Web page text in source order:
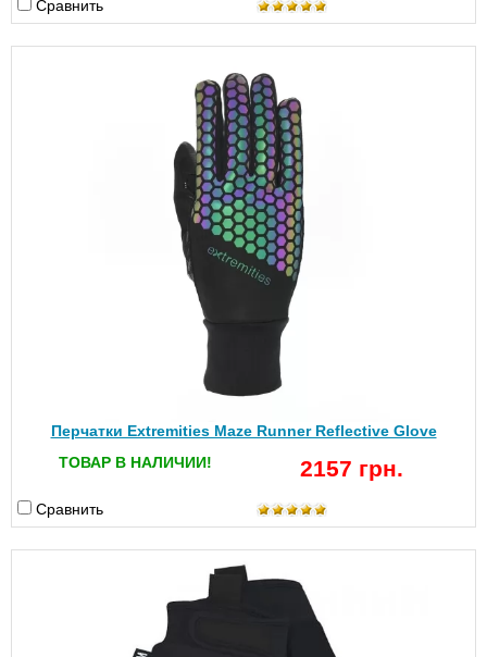
Сравнить
Перчатки Extremities Maze Runner Reflective Glove
ТОВАР В НАЛИЧИИ!
2157 грн.
Сравнить